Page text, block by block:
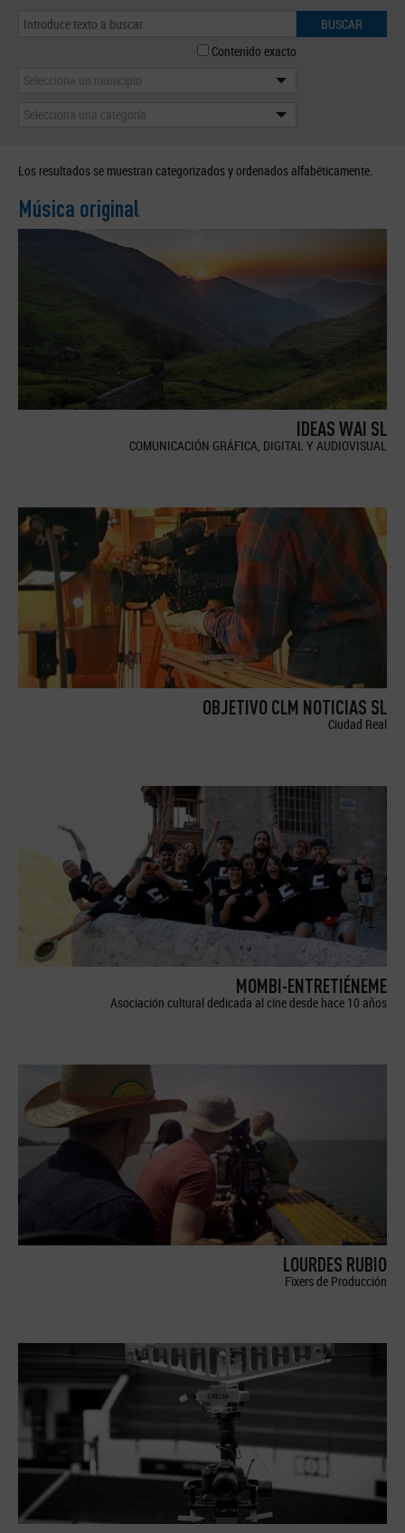
BUSCAR
Contenido exacto
Selecciona un municipio
Selecciona una categoría
Los resultados se muestran categorizados y ordenados alfabéticamente.
Música original
IDEAS WAI SL
COMUNICACIÓN GRÁFICA, DIGITAL Y AUDIOVISUAL
OBJETIVO CLM NOTICIAS SL
Ciudad Real
MOMBI-ENTRETIÉNEME
Asociación cultural dedicada al cine desde hace 10 años
LOURDES RUBIO
Fixers de Producción